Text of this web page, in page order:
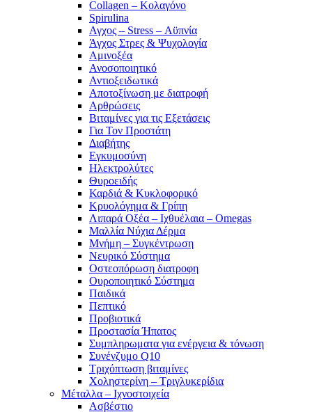
Collagen – Κολαγόνο
Spirulina
Αγχος – Stress – Αϋπνία
Άγχος Στρες & Ψυχολογία
Αμινοξέα
Ανοσοποιητικό
Αντιοξειδωτικά
Αποτοξίνωση με διατροφή
Αρθρώσεις
Βιταμίνες για τις Εξετάσεις
Για Τον Προστάτη
Διαβήτης
Εγκυμοσύνη
Ηλεκτρολύτες
Θυροειδής
Καρδιά & Κυκλοφορικό
Κρυολόγημα & Γρίπη
Λιπαρά Οξέα – Ιχθυέλαια – Omegas
Μαλλία Νύχια Δέρμα
Μνήμη – Συγκέντρωση
Νευρικό Σύστημα
Οστεοπόρωση διατροφη
Ουροποιητικό Σύστημα
Παιδικά
Πεπτικό
Προβιοτικά
Προστασία Ήπατος
Συμπληρωματα για ενέργεια & τόνωση
Συνένζυμο Q10
Τριχόπτωση βιταμίνες
Χοληστερίνη – Τριγλυκερίδια
Μέταλλα – Ιχνοστοιχεία
Ασβέστιο